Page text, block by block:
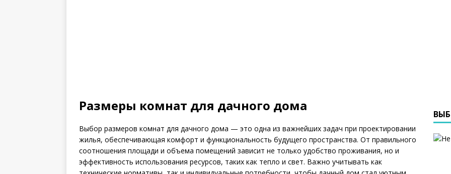
Размеры комнат для дачного дома
Выбор размеров комнат для дачного дома — это одна из важнейших задач при проектировании
жилья, обеспечивающая комфорт и функциональность будущего пространства. От правильного
соотношения площади и объема помещений зависит не только удобство проживания, но и
эффективность использования ресурсов, таких как тепло и свет. Важно учитывать как